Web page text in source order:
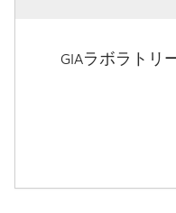
GIAラボラトリ